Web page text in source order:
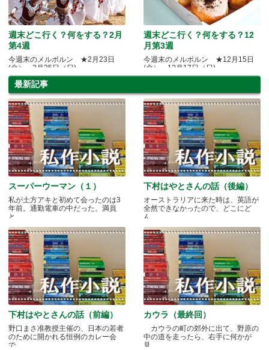
週末どこ行く？何をする？2月
第4週
今週末のメルボルン ★2月23日
(金）～2月25日（日)
週末どこ行く？何をする？12
月第3週
今週末のメルボルン ★12月15日
(金）～12月17日（日)
最新記事
スーパーウーマン（１）
私が土方アキと初めて会ったのは3
年前。通勤電車の中だった。満員
と.....
下村はやとさんの話（後編）
オーストラリアに来た時は、英語が
全然できなかったので、どこにど
ん.....
下村はやとさんの話（前編）
野口まさ准教授主催の、日本の若者
のために開かれる恒例のカレー会
で.....
カウラ（最終回）
カウラの町の郊外に出て、野原の
中の道を走ったら、右手に何かが
見.....